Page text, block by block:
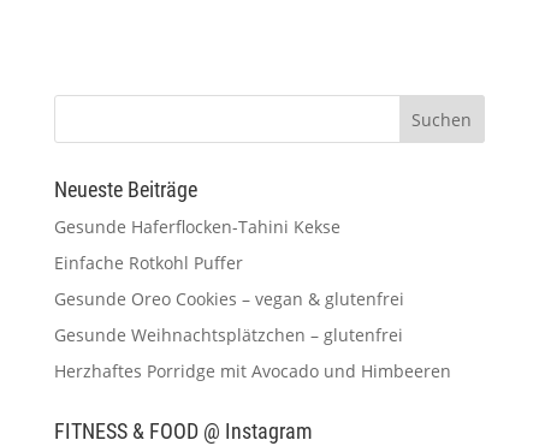
Neueste Beiträge
Gesunde Haferflocken-Tahini Kekse
Einfache Rotkohl Puffer
Gesunde Oreo Cookies – vegan & glutenfrei
Gesunde Weihnachtsplätzchen – glutenfrei
Herzhaftes Porridge mit Avocado und Himbeeren
FITNESS & FOOD @ Instagram